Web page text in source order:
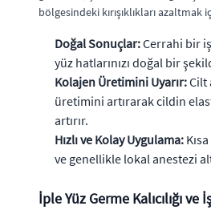
bölgesindeki kırışıklıkları
Doğal Sonuçlar:Cerrahi bir
yüz hatlarınızı doğal bir
Kolajen Üretimini Uyarır:Cilt
üretimini artırarak cildin
artırır.
Hızlı ve Kolay Uygulama:
ve genellikle lokal anestezi
İple Yüz Germe Kalıcılığı ve